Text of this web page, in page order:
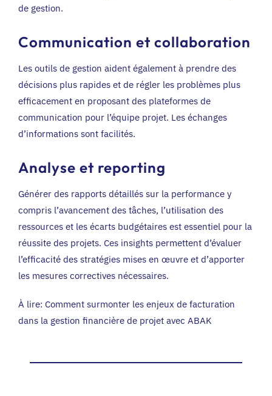
de gestion.
Communication et collaboration
Les outils de gestion aident également à prendre des
décisions plus rapides et de régler les problèmes plus
efficacement en proposant des plateformes de
communication pour l’équipe projet. Les échanges
d’informations sont facilités.
Analyse et reporting
Générer des rapports détaillés sur la performance y
compris l’avancement des tâches, l’utilisation des
ressources et les écarts budgétaires est essentiel pour la
réussite des projets. Ces insights permettent d’évaluer
l’efficacité des stratégies mises en œuvre et d’apporter
les mesures correctives nécessaires.
À lire: Comment surmonter les enjeux de facturation
dans la gestion financière de projet avec ABAK